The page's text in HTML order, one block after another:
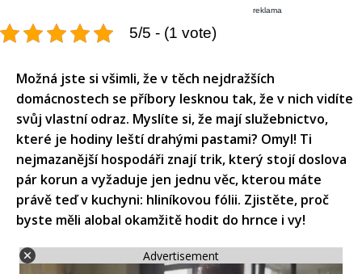
reklama
5/5 - (1 vote)
Možná jste si všimli, že v těch nejdražších
domácnostech se příbory lesknou tak, že v nich vidíte
svůj vlastní odraz. Myslíte si, že mají služebnictvo,
které je hodiny leští drahými pastami? Omyl! Ti
nejmazanější hospodáři znají trik, který stojí doslova
pár korun a vyžaduje jen jednu věc, kterou máte
právě teď v kuchyni: hliníkovou fólii. Zjistěte, proč
byste měli alobal okamžitě hodit do hrnce i vy!
Advertisement